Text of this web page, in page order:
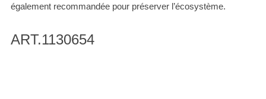
également recommandée pour préserver l’écosystème.
ART.1130654